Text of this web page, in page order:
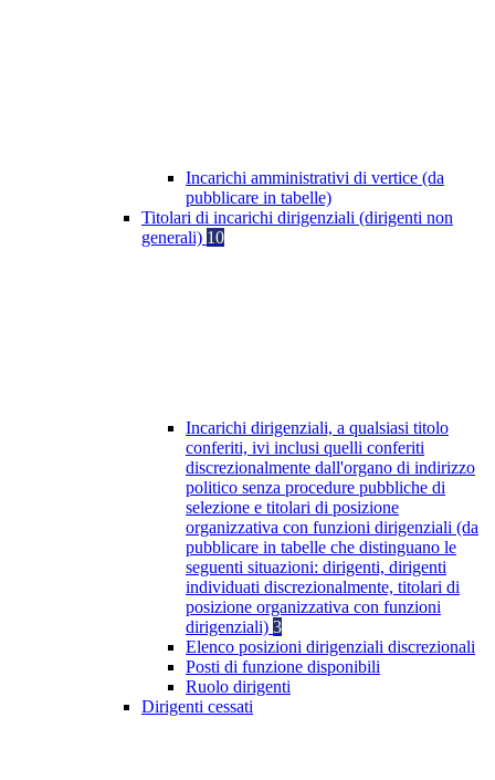
Incarichi amministrativi di vertice (da
pubblicare in tabelle)
Titolari di incarichi dirigenziali (dirigenti non
generali) 10
Incarichi dirigenziali, a qualsiasi titolo
conferiti, ivi inclusi quelli conferiti
discrezionalmente dall'organo di indirizzo
politico senza procedure pubbliche di
selezione e titolari di posizione
organizzativa con funzioni dirigenziali (da
pubblicare in tabelle che distinguano le
seguenti situazioni: dirigenti, dirigenti
individuati discrezionalmente, titolari di
posizione organizzativa con funzioni
dirigenziali) 3
Elenco posizioni dirigenziali discrezionali
Posti di funzione disponibili
Ruolo dirigenti
Dirigenti cessati